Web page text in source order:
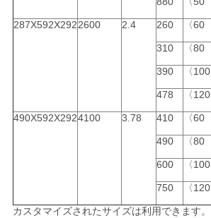
287X592X2922600 2.4 260 〈60
310 〈80
390 〈100
478 〈120
490X592X2924100 3.78 410 〈60
490 〈80
600 〈100
750 〈120
カスタマイズされたサイズは利用できます。